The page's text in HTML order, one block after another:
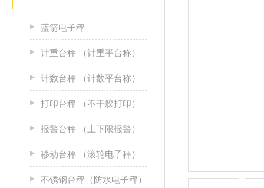
蓝箭电子秤
计重台秤 （计重平台称）
计数台秤 （计数平台称）
打印台秤 （不干胶打印）
报警台秤 （上下限报警）
移动台秤 （滚轮电子秤）
不锈钢台秤（防水电子秤）